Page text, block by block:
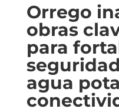
Orrego
obras
para
agua